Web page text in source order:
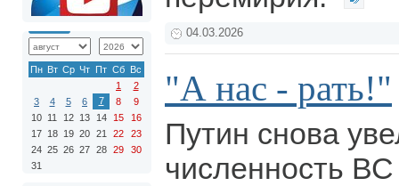
Пн Вт Ср Чт Пт Сб Вс
1
2
3
4 5 6 7 8
9
10 11 12 13 14 15
16
17 18 19 20 21 22
23
24 25 26 27 28 29
30
31
04.03.2026
"А нас - рать!"
Путин снова
численность